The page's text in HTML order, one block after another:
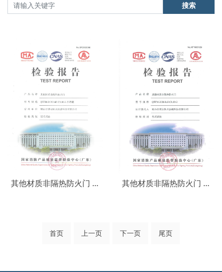
搜索
其他材质非隔热防火门 QTFM-2130-bd5-C1.50-2-不锈钢 其他材质非隔热防火门 QTFM-2026-bd5-C1.50-2
首页 上一页 下一页 尾页